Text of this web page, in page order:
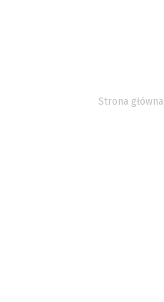
Strona główna